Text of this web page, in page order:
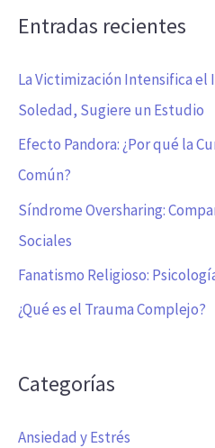
Entradas recientes
La Victimización Intensifica
Soledad, Sugiere un Estudio
Efecto Pandora: ¿Por qué la
Común?
Síndrome Oversharing:
Sociales
Fanatismo Religioso:
¿Qué es el Trauma Complejo?
Categorías
Ansiedad y Estrés